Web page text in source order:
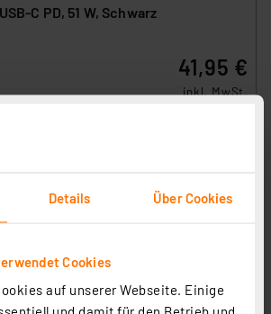
Details Über Cookies
Cookies
auf unserer Webseite. Einige
C PD, 51 W, Schwarz
41,95 €
inkl. MwSt.